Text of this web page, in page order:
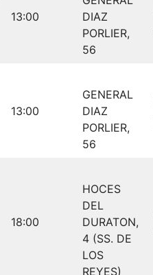
13:00
DIAZ
PORLIER,
56
13:00
GENERAL
DIAZ
PORLIER,
56
18:00
HOCES
DEL
DURATON,
4 (SS. DE
LOS
REYES)